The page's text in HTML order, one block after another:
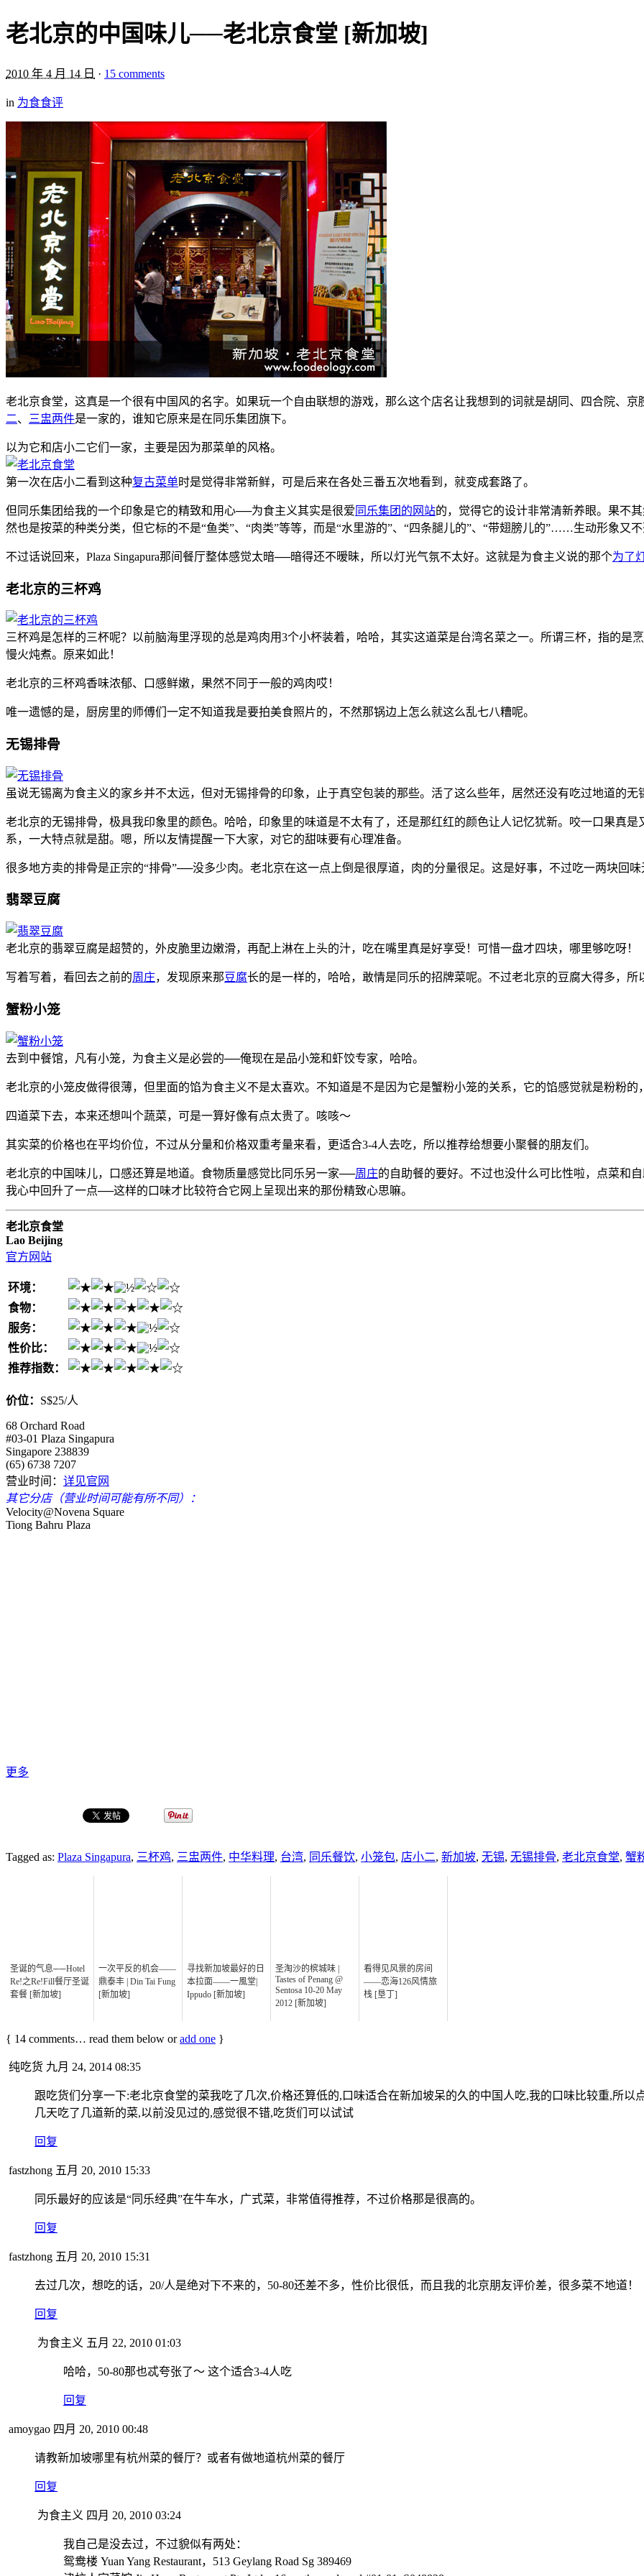
老北京的中国味儿──老北京食堂 [新加坡]
2010 年 4 月 14 日 · 15 comments
in 为食食评
老北京食堂，这真是一个很有中国风的名字。如果玩一个自由联想的游戏，那么这个店名让我想到的词就是胡同、四合院、
二、 三盅两件是一家的，谁知它原来是在同乐集团旗下。
以为它和店小二它们一家，主要是因为那菜单的风格。
第一次在店小二看到这种复古菜单时是觉得非常新鲜，可是后来在各处三番五次地看到，就变成套路了。
但同乐集团给我的一个印象是它的精致和用心──为食主义其实是很爱 同乐集团的网站的，觉得它的设计非常清新养眼。果不
然也是按菜的种类分类，但它标的不是“鱼类”、“肉类”等等，而是“水里游的”、“四条腿儿的”、“带翅膀儿的”……生动形象又不
不过话说回来，Plaza Singapura那间餐厅整体感觉太暗──暗得还不暧昧，所以灯光气氛不太好。这就是为食主义说的那个为了
老北京的三杯鸡
三杯鸡是怎样的三杯呢？以前脑海里浮现的总是鸡肉用3个小杯装着，哈哈，其实这道菜是台湾名菜之一。所谓三杯，指的是
慢火炖煮。原来如此！
老北京的三杯鸡香味浓郁、口感鲜嫩，果然不同于一般的鸡肉哎！
唯一遗憾的是，厨房里的师傅们一定不知道我是要拍美食照片的，不然那锅边上怎么就这么乱七八糟呢。
无锡排骨
虽说无锡离为食主义的家乡并不太远，但对无锡排骨的印象，止于真空包装的那些。活了这么些年，居然还没有吃过地道的无
老北京的无锡排骨，极具我印象里的颜色。哈哈，印象里的味道是不太有了，还是那红红的颜色让人记忆犹新。咬一口果真
系，一大特点就是甜。嗯，所以友情提醒一下大家，对它的甜味要有心理准备。
很多地方卖的排骨是正宗的“排骨”──没多少肉。老北京在这一点上倒是很厚道，肉的分量很足。这是好事，不过吃一两块回味
翡翠豆腐
老北京的翡翠豆腐是超赞的，外皮脆里边嫩滑，再配上淋在上头的汁，吃在嘴里真是好享受！可惜一盘才四块，哪里够吃呀！
写着写着，看回去之前的周庄，发现原来那豆腐长的是一样的，哈哈，敢情是同乐的招牌菜呢。不过老北京的豆腐大得多，所
蟹粉小笼
去到中餐馆，凡有小笼，为食主义是必尝的──俺现在是品小笼和虾饺专家，哈哈。
老北京的小笼皮做得很薄，但里面的馅为食主义不是太喜欢。不知道是不是因为它是蟹粉小笼的关系，它的馅感觉就是粉粉的
四道菜下去，本来还想叫个蔬菜，可是一算好像有点太贵了。咳咳～
其实菜的价格也在平均价位，不过从分量和价格双重考量来看，更适合3-4人去吃，所以推荐给想要小聚餐的朋友们。
老北京的中国味儿，口感还算是地道。食物质量感觉比同乐另一家──周庄的自助餐的要好。不过也没什么可比性啦，点菜和
我心中回升了一点──这样的口味才比较符合它网上呈现出来的那份精致心思嘛。
老北京食堂
Lao Beijing
官方网站
环境：
食物：
服务：
性价比：
推荐指数：
价位： S$25/人
68 Orchard Road
#03-01 Plaza Singapura
Singapore 238839
(65) 6738 7207
营业时间： 详见官网
其它分店（营业时间可能有所不同）：
Velocity@Novena Square
Tiong Bahru Plaza
更多
Tagged as: Plaza Singapura, 三杯鸡, 三盅两件, 中华料理, 台湾, 同乐餐饮, 小笼包, 店小二, 新加坡, 无锡, 无锡排骨, 老北京食堂, 蟹
圣诞的气息──Hotel
Re!之Re!Fill餐厅圣诞
套餐 [新加坡]
一次平反的机会——
鼎泰丰 | Din Tai Fung
[新加坡]
寻找新加坡最好的日
本拉面——一風堂|
Ippudo [新加坡]
圣淘沙的槟城味 |
Tastes of Penang @
Sentosa 10-20 May
2012 [新加坡]
看得见风景的房间
——恋海126风情旅
栈 [垦丁]
{ 14 comments… read them below oradd one }
纯吃货 九月 24, 2014 08:35
跟吃货们分享一下:老北京食堂的菜我吃了几次,价格还算低的,口味适合在新加坡呆的久的中国人吃,我的口味比较重,所
几天吃了几道新的菜,以前没见过的,感觉很不错,吃货们可以试试
回复
fastzhong 五月 20, 2010 15:33
同乐最好的应该是“同乐经典”在牛车水，广式菜，非常值得推荐，不过价格那是很高的。
回复
fastzhong 五月 20, 2010 15:31
去过几次，想吃的话，20/人是绝对下不来的，50-80还差不多，性价比很低，而且我的北京朋友评价差，很多菜不地道！
回复
为食主义 五月 22, 2010 01:03
哈哈，50-80那也忒夸张了～ 这个适合3-4人吃
回复
amoygao 四月 20, 2010 00:48
请教新加坡哪里有杭州菜的餐厅？或者有做地道杭州菜的餐厅
回复
为食主义 四月 20, 2010 03:24
我自己是没去过，不过貌似有两处：
鸳鸯楼 Yuan Yang Restaurant，513 Geylang Road Sg 389469